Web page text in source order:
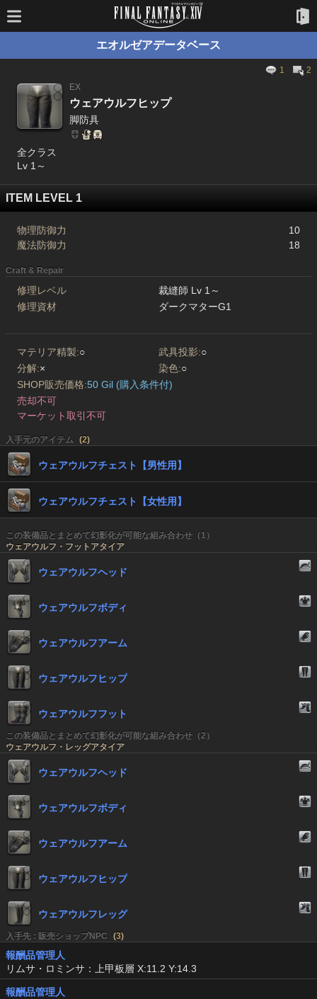
エオルゼアデータベース
1
2
EX
ウェアウルフヒップ
脚防具
全クラス
Lv 1～
ITEM LEVEL 1
物理防御力
10
魔法防御力
18
Craft & Repair
修理レベル
裁縫師 Lv 1～
修理資材
ダークマターG1
マテリア精製:○ 武具投影:○
分解:× 染色:○
SHOP販売価格:50 Gil (購入条件付)
売却不可
マーケット取引不可
入手元のアイテム (2)
ウェアウルフチェスト【男性用】
ウェアウルフチェスト【女性用】
この装備品とまとめて幻影化が可能な組み合わせ（1）
ウェアウルフ・フットアタイア
ウェアウルフヘッド
ウェアウルフボディ
ウェアウルフアーム
ウェアウルフヒップ
ウェアウルフフット
この装備品とまとめて幻影化が可能な組み合わせ（2）
ウェアウルフ・レッグアタイア
ウェアウルフヘッド
ウェアウルフボディ
ウェアウルフアーム
ウェアウルフヒップ
ウェアウルフレッグ
入手先 : 販売ショップNPC (3)
報酬品管理人
リムサ・ロミンサ：上甲板層 X:11.2 Y:14.3
報酬品管理人